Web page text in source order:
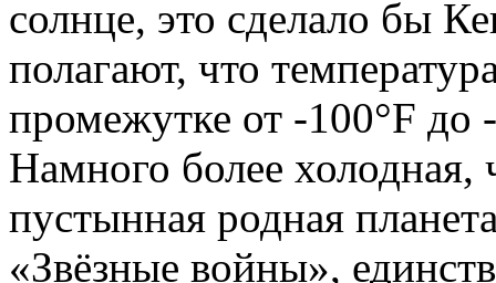
солнце, это сделало бы
полагают, что
промежутке от -100°F до
Намного более холодная,
пустынная родная
«Звёзные войны»,